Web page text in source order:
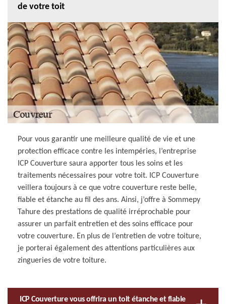
de votre toit
Pour vous garantir une meilleure qualité de vie et une
protection efficace contre les intempéries, l’entreprise
ICP Couverture saura apporter tous les soins et les
traitements nécessaires pour votre toit. ICP Couverture
veillera toujours à ce que votre couverture reste belle,
fiable et étanche au fil des ans. Ainsi, j’offre à Sommepy
Tahure des prestations de qualité irréprochable pour
assurer un parfait entretien et des soins efficace pour
votre couverture. En plus de l’entretien de votre toiture,
je porterai également des attentions particulières aux
zingueries de votre toiture.
ICP Couverture vous offrira un toit étanche et fiable